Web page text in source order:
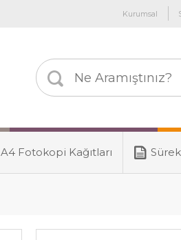
Kurumsal
A4 Fotokopi Kağıtları